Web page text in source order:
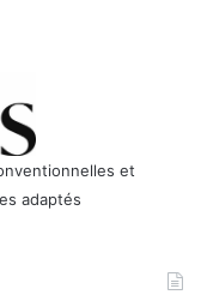
et
adaptés